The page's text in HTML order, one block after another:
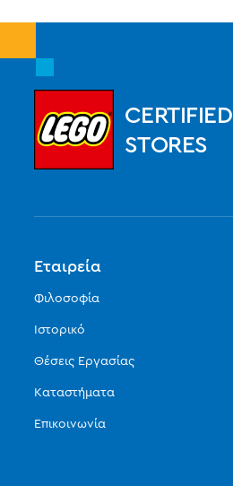
CERTIFIED
STORES
Εταιρεία
Φιλοσοφία
Ιστορικό
Θέσεις Εργασίας
Καταστήματα
Επικοινωνία